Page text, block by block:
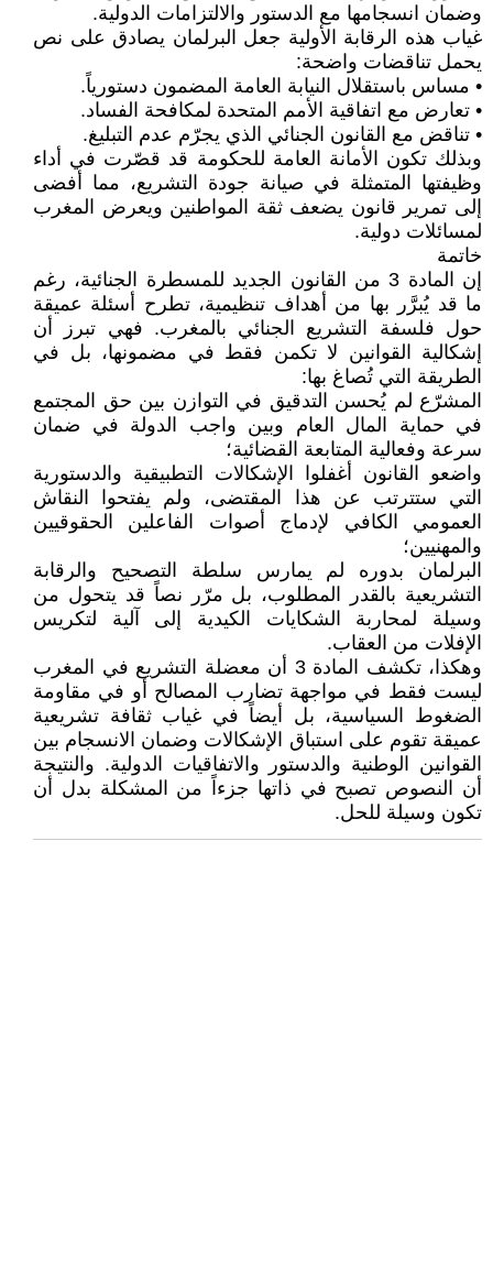
وضمان انسجامها مع الدستور والالتزامات الدولية.
غياب هذه الرقابة الأولية جعل البرلمان يصادق على نص
يحمل تناقضات واضحة:
• مساس باستقلال النيابة العامة المضمون دستورياً.
• تعارض مع اتفاقية الأمم المتحدة لمكافحة الفساد.
• تناقض مع القانون الجنائي الذي يجرّم عدم التبليغ.
وبذلك تكون الأمانة العامة للحكومة قد قصّرت في أداء
وظيفتها المتمثلة في صيانة جودة التشريع، مما أفضى
إلى تمرير قانون يضعف ثقة المواطنين ويعرض المغرب
لمسائلات دولية.
خاتمة
إن المادة 3 من القانون الجديد للمسطرة الجنائية، رغم
ما قد يُبرَّر بها من أهداف تنظيمية، تطرح أسئلة عميقة
حول فلسفة التشريع الجنائي بالمغرب. فهي تبرز أن
إشكالية القوانين لا تكمن فقط في مضمونها، بل في
الطريقة التي تُصاغ بها:
المشرّع لم يُحسن التدقيق في التوازن بين حق المجتمع
في حماية المال العام وبين واجب الدولة في ضمان
سرعة وفعالية المتابعة القضائية؛
واضعو القانون أغفلوا الإشكالات التطبيقية والدستورية
التي ستترتب عن هذا المقتضى، ولم يفتحوا النقاش
العمومي الكافي لإدماج أصوات الفاعلين الحقوقيين
والمهنيين؛
البرلمان بدوره لم يمارس سلطة التصحيح والرقابة
التشريعية بالقدر المطلوب، بل مرّر نصاً قد يتحول من
وسيلة لمحاربة الشكايات الكيدية إلى آلية لتكريس
الإفلات من العقاب.
وهكذا، تكشف المادة 3 أن معضلة التشريع في المغرب
ليست فقط في مواجهة تضارب المصالح أو في مقاومة
الضغوط السياسية، بل أيضاً في غياب ثقافة تشريعية
عميقة تقوم على استباق الإشكالات وضمان الانسجام بين
القوانين الوطنية والدستور والاتفاقيات الدولية. والنتيجة
أن النصوص تصبح في ذاتها جزءاً من المشكلة بدل أن
تكون وسيلة للحل.